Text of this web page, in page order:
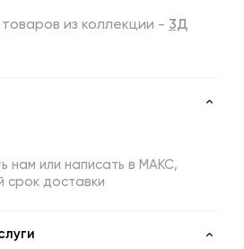
из коллекции - 3Д
нам или написать в МАКС,
срок доставки